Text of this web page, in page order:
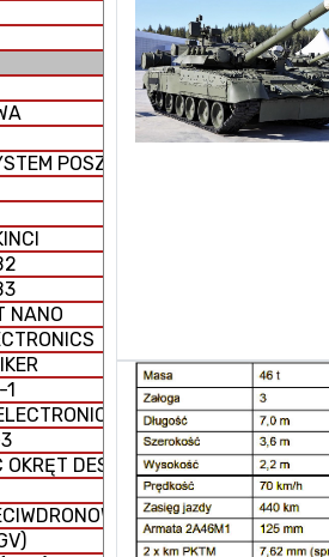
POSZUKIWAWCZO-
NANO
1
OKRĘT DESANTOWY
(antydronowe)